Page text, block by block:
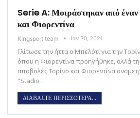
Serie A: Μοιράστηκαν από έναν
και Φιορεντίνα
Kingsport team Ιαν 30, 2021
Γλίτωσε την ήττα ο Μπελότι για την
όπου η Φιορεντίνα προηγήθηκε, αλλά
αποβολές Τορίνο και Φιορεντίνα
"Stadio…
ΔΙΑΒΑΣΤΕ ΠΕΡΙΣΣΟΤΕΡΑ...